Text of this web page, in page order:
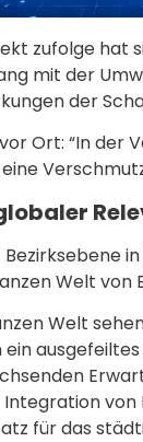
zufolge hat
mit der
der
Ort: “In
Bezirksebene
Welt von
Welt
für das